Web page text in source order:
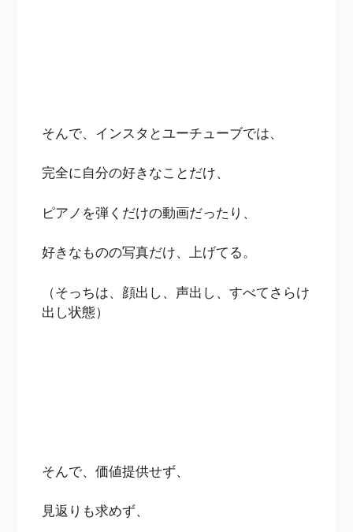
そんで、インスタとユーチューブでは、
完全に自分の好きなことだけ、
ピアノを弾くだけの動画だったり、
好きなものの写真だけ、上げてる。
（そっちは、顔出し、声出し、すべてさらけ
出し状態）
そんで、価値提供せず、
見返りも求めず、